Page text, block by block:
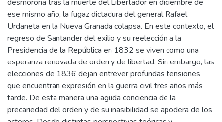
desmorona tras la muerte del Libertador en diciembre de
ese mismo año, la fugaz dictadura del general Rafael
Urdaneta en la Nueva Granada colapsa. En este contexto, el
regreso de Santander del exilio y su reelección a la
Presidencia de la República en 1832 se viven como una
esperanza renovada de orden y de libertad. Sin embargo, las
elecciones de 1836 dejan entrever profundas tensiones
que encuentran expresión en la guerra civil tres años más
tarde. De esta manera una aguda conciencia de la
precariedad del orden y de su inasibilidad se apodera de los